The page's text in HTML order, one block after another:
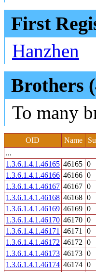
First
Hanzhen
Brothers
To many
OID Name
...
1.3.6.1.4.1.46165 46165 0
1.3.6.1.4.1.46166 46166 0
1.3.6.1.4.1.46167 46167 0
1.3.6.1.4.1.46168 46168 0
1.3.6.1.4.1.46169 46169 0
1.3.6.1.4.1.46170 46170 0
1.3.6.1.4.1.46171 46171 0
1.3.6.1.4.1.46172 46172 0
1.3.6.1.4.1.46173 46173 0
1.3.6.1.4.1.46174 46174 0